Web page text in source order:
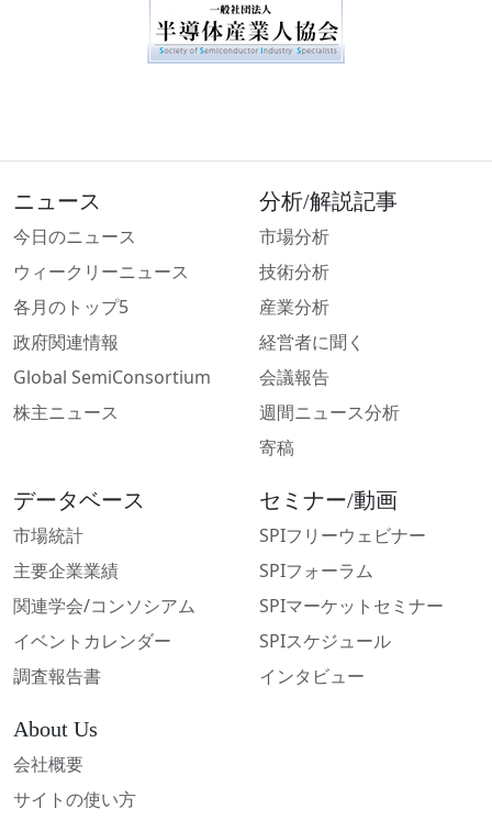
ニュース
今日のニュース
ウィークリーニュース
各月のトップ5
政府関連情報
Global SemiConsortium
株主ニュース
分析/解説記事
市場分析
技術分析
産業分析
経営者に聞く
会議報告
週間ニュース分析
寄稿
データベース
市場統計
主要企業業績
関連学会/コンソシアム
イベントカレンダー
調査報告書
セミナー/動画
SPIフリーウェビナー
SPIフォーラム
SPIマーケットセミナー
SPIスケジュール
インタビュー
About Us
会社概要
サイトの使い方